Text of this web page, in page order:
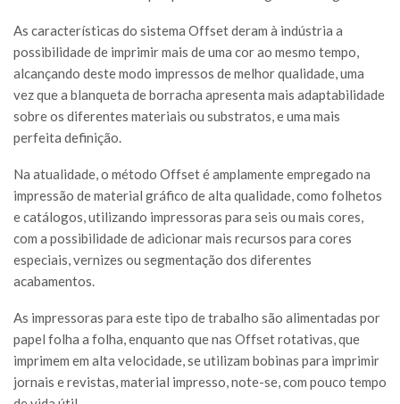
As características do sistema Offset deram à indústria a
possibilidade de imprimir mais de uma cor ao mesmo tempo,
alcançando deste modo impressos de melhor qualidade, uma
vez que a blanqueta de borracha apresenta mais adaptabilidade
sobre os diferentes materiais ou substratos, e uma mais
perfeita definição.
Na atualidade, o método Offset é amplamente empregado na
impressão de material gráfico de alta qualidade, como folhetos
e catálogos, utilizando impressoras para seis ou mais cores,
com a possibilidade de adicionar mais recursos para cores
especiais, vernizes ou segmentação dos diferentes
acabamentos.
As impressoras para este tipo de trabalho são alimentadas por
papel folha a folha, enquanto que nas Offset rotativas, que
imprimem em alta velocidade, se utilizam bobinas para imprimir
jornais e revistas, material impresso, note-se, com pouco tempo